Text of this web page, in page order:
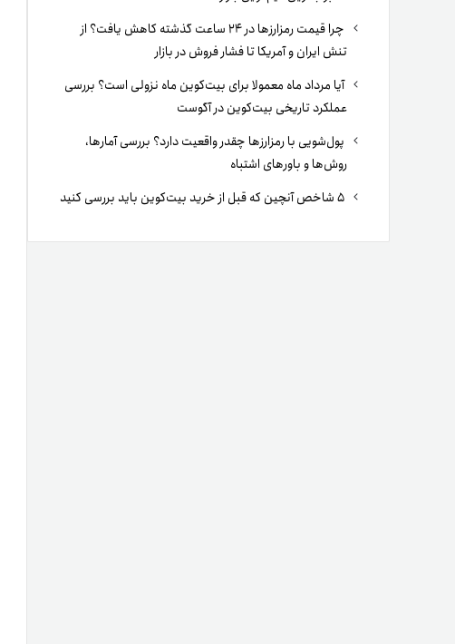
چرا قیمت رمزارزها در ۲۴ ساعت گذشته کاهش یافت؟ از
تنش ایران و آمریکا تا فشار فروش در بازار
آیا مرداد ماه معمولا برای بیت‌کوین ماه نزولی است؟ بررسی
عملکرد تاریخی بیت‌کوین در آگوست
پول‌شویی با رمزارزها چقدر واقعیت دارد؟ بررسی آمارها،
روش‌ها و باورهای اشتباه